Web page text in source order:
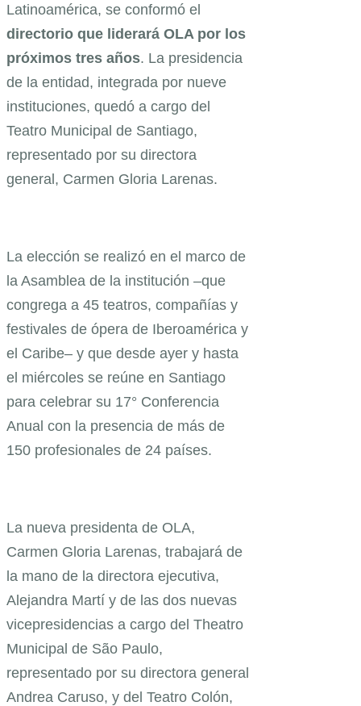
Latinoamérica, se conformó el
directorio que liderará OLA por los
próximos tres años. La presidencia
de la entidad, integrada por nueve
instituciones, quedó a cargo del
Teatro Municipal de Santiago,
representado por su directora
general, Carmen Gloria Larenas.
La elección se realizó en el marco de
la Asamblea de la institución –que
congrega a 45 teatros, compañías y
festivales de ópera de Iberoamérica y
el Caribe– y que desde ayer y hasta
el miércoles se reúne en Santiago
para celebrar su 17° Conferencia
Anual con la presencia de más de
150 profesionales de 24 países.
La nueva presidenta de OLA,
Carmen Gloria Larenas, trabajará de
la mano de la directora ejecutiva,
Alejandra Martí y de las dos nuevas
vicepresidencias a cargo del Theatro
Municipal de São Paulo,
representado por su directora general
Andrea Caruso, y del Teatro Colón,